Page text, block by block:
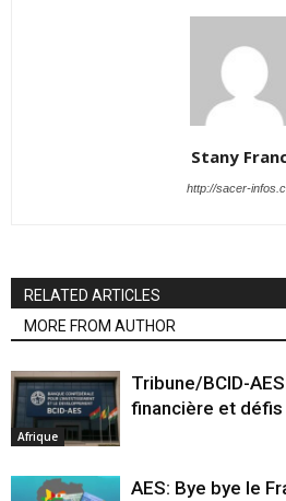
Stany
http://sacer-
RELATED ARTICLES
MORE FROM AUTHOR
Afrique
Tribune/BCID-
financière et défis
AES: Bye bye le